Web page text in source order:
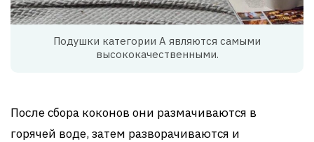
Подушки категории А являются самыми
высококачественными.
После сбора коконов они размачиваются в
горячей воде, затем разворачиваются и